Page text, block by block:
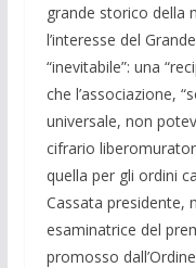
grande storico della
l’interesse del
“inevitabile”: una
che l’associazione,
universale, non
cifrario
quella per gli ordini
Cassata presidente,
esaminatrice del
promosso